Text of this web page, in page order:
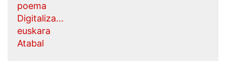
poema
Digitaliza...
euskara
Atabal